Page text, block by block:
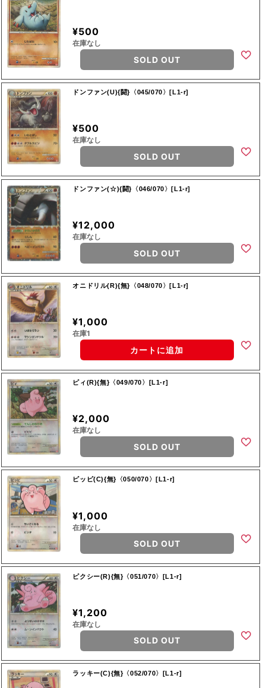
¥500
在庫なし
SOLD OUT
ドンファン(U){闘}〈045/070〉[L1-r]
¥500
在庫なし
SOLD OUT
ドンファン(☆){闘}〈046/070〉[L1-r]
¥12,000
在庫なし
SOLD OUT
オニドリル(R){無}〈048/070〉[L1-r]
¥1,000
在庫1
カートに追加
ピィ(R){無}〈049/070〉[L1-r]
¥2,000
在庫なし
SOLD OUT
ピッピ(C){無}〈050/070〉[L1-r]
¥1,000
在庫なし
SOLD OUT
ピクシー(R){無}〈051/070〉[L1-r]
¥1,200
在庫なし
SOLD OUT
ラッキー(C){無}〈052/070〉[L1-r]